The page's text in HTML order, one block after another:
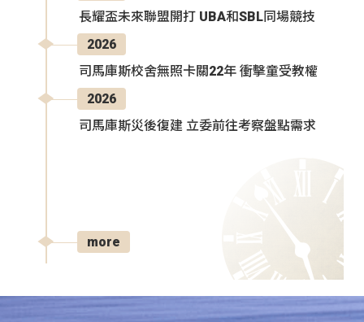
長耀盃未來聯盟開打 UBA和SBL同場競技
2026
司馬庫斯校舍無照卡關22年 衝擊童受教權
2026
司馬庫斯災後復建 立委前往考察盤點需求
more